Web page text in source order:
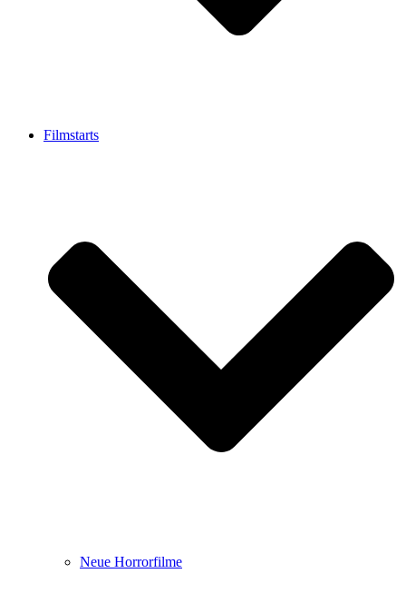
Filmstarts
Neue Horrorfilme